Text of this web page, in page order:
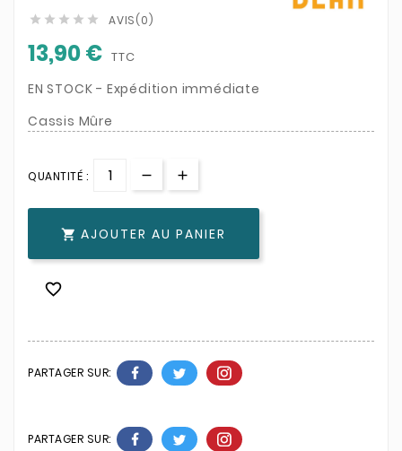
     AVIS(0)
13,90 € TTC
EN STOCK - Expédition immédiate
Cassis Mûre
QUANTITÉ :
 AJOUTER AU PANIER

PARTAGER SUR:
PARTAGER SUR: